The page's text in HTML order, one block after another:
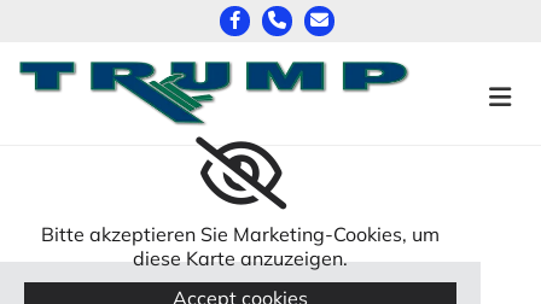
Bitte akzeptieren Sie Marketing-Cookies, um
diese Karte anzuzeigen.
Accept cookies